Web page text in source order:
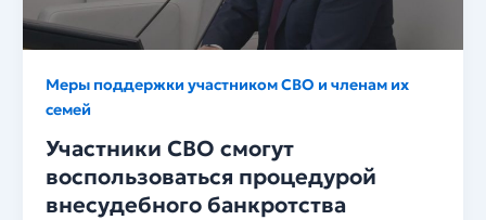
Меры поддержки участником СВО и членам их
семей
Участники СВО смогут
воспользоваться процедурой
внесудебного банкротства